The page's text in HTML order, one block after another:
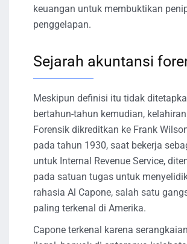
keuangan untuk membuktikan
penggelapan.
Sejarah akuntansi
Meskipun definisi itu tidak
bertahun-tahun kemudian,
Forensik dikreditkan ke Frank
pada tahun 1930, saat bekerja
untuk Internal Revenue Service,
pada satuan tugas untuk
rahasia Al Capone, salah satu
paling terkenal di Amerika.
Capone terkenal karena